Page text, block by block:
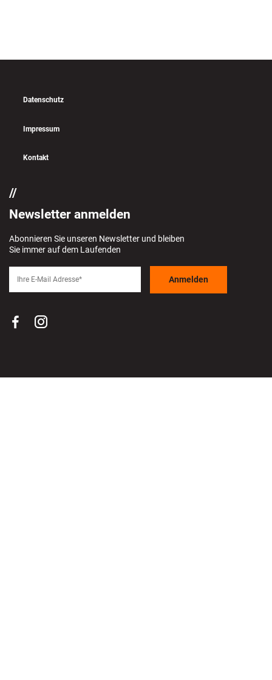
Datenschutz
Impressum
Kontakt
Newsletter anmelden
Abonnieren Sie unseren Newsletter und bleiben
Sie immer auf dem Laufenden